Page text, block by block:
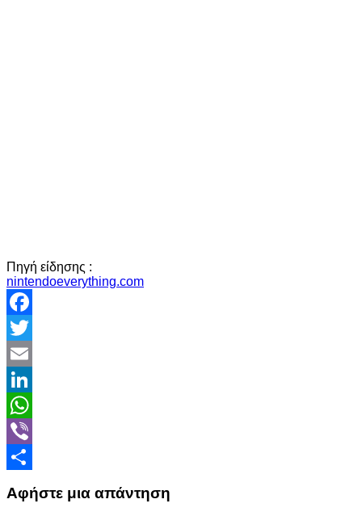
Πηγή είδησης :
nintendoeverything.com
Facebook
Twitter
Email
LinkedIn
WhatsApp
Viber
Αφήστε μια απάντηση